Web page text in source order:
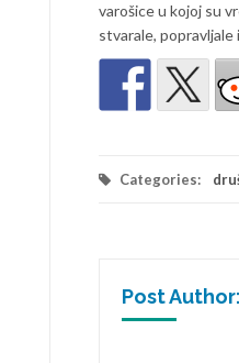
varošice u kojoj su
stvarale, popravljale
Categories:
Post Author: